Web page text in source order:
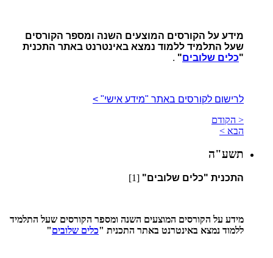
מידע על הקורסים המוצעים השנה ומספר הקורסים
שעל התלמיד ללמוד נמצא באינטרנט באתר התכנית
"כלים שלובים"
.
לרישום לקורסים באתר "מידע אישי" >
< הקודם
הבא >
תשע"ה
התכנית "כלים שלובים" [1]
מידע על הקורסים המוצעים השנה ומספר הקורסים שעל התלמיד
ללמוד נמצא באינטרנט באתר התכנית "כלים שלובים"